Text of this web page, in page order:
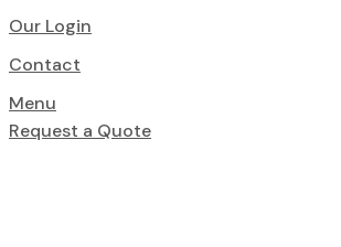
Our Login
Contact
Menu
Request a Quote